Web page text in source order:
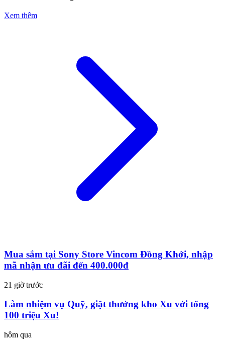
Xem thêm
Mua sắm tại Sony Store Vincom Đồng Khởi, nhập
mã nhận ưu đãi đến 400.000đ
21 giờ trước
Làm nhiệm vụ Quỹ, giật thưởng kho Xu với tổng
100 triệu Xu!
hôm qua